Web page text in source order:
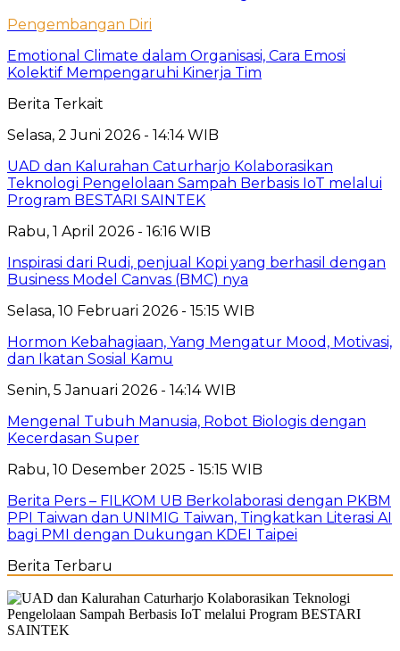
Pengembangan Diri
Emotional Climate dalam Organisasi, Cara Emosi
Kolektif Mempengaruhi Kinerja Tim
Berita Terkait
Selasa, 2 Juni 2026 - 14:14 WIB
UAD dan Kalurahan Caturharjo Kolaborasikan
Teknologi Pengelolaan Sampah Berbasis IoT melalui
Program BESTARI SAINTEK
Rabu, 1 April 2026 - 16:16 WIB
Inspirasi dari Rudi, penjual Kopi yang berhasil dengan
Business Model Canvas (BMC) nya
Selasa, 10 Februari 2026 - 15:15 WIB
Hormon Kebahagiaan, Yang Mengatur Mood, Motivasi,
dan Ikatan Sosial Kamu
Senin, 5 Januari 2026 - 14:14 WIB
Mengenal Tubuh Manusia, Robot Biologis dengan
Kecerdasan Super
Rabu, 10 Desember 2025 - 15:15 WIB
Berita Pers – FILKOM UB Berkolaborasi dengan PKBM
PPI Taiwan dan UNIMIG Taiwan, Tingkatkan Literasi AI
bagi PMI dengan Dukungan KDEI Taipei
Berita Terbaru